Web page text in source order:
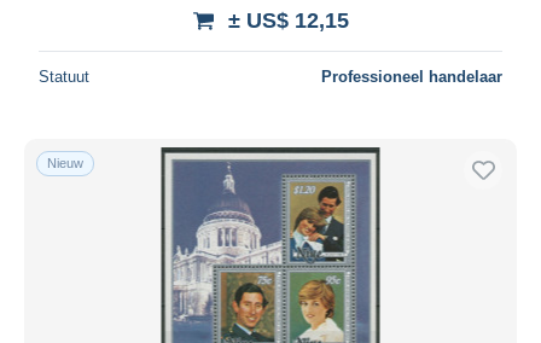
± US$ 12,15
Statuut Professioneel handelaar
Nieuw